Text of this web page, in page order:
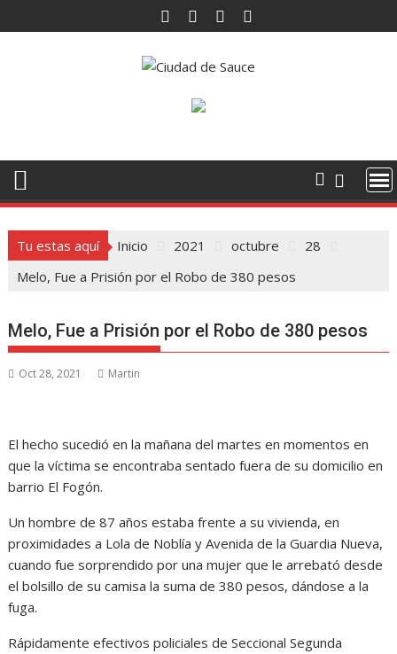
al
Tu estas aquí Inicio 2021 octubre
28
Melo, Fue a Prisión por el Robo de 380 pesos
Melo, Fue a Prisión por el Robo de 380 pesos
Oct 28, 2021 Martin
El hecho sucedió en la mañana del martes en momentos en
que la víctima se encontraba sentado fuera de su domicilio en
barrio El Fogón.
Un hombre de 87 años estaba frente a su vivienda, en
proximidades a Lola de Noblía y Avenida de la Guardia Nueva,
cuando fue sorprendido por una mujer que le arrebató desde
el bolsillo de su camisa la suma de 380 pesos, dándose a la
fuga.
Rápidamente efectivos policiales de Seccional Segunda